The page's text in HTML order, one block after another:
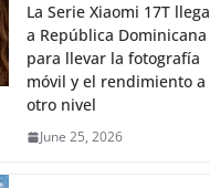
La Serie Xiaomi 17T llega
a República Dominicana
para llevar la fotografía
móvil y el rendimiento a
otro nivel
June 25, 2026